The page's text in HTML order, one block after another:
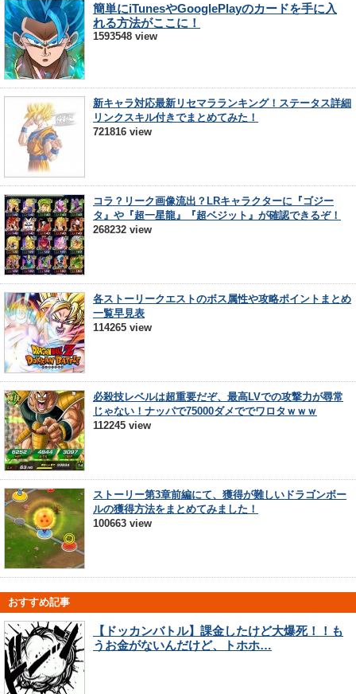
簡単にiTunesやGooglePlayのカードを手に入
れる方法がここに！
1593548 view
新キャラ対応最新リセマラランキング！ステータス詳細
リンクスキル付きでまとめてみた！
721816 view
コラ？リーク画像流出？LRキャラクターに『ゴジー
タ』や『超一星龍』『超ベジット』が確認できるぞ！
268232 view
各ストーリークエストのボス属性や攻略ポイントまとめ
一覧早見表
114265 view
必殺技レベルは超重要だぞ、最高LVでの攻撃力が尋常
じゃない！ナッパで75000ダメででワロタｗｗｗ
112245 view
ストーリー第3章前編にて、獲得が難しいドラゴンボー
ルの獲得方法をまとめてみました！
100663 view
おすすめ記事
【ドッカンバトル】課金したけど大爆死！！も
うお金がないんだけど、トホホ…